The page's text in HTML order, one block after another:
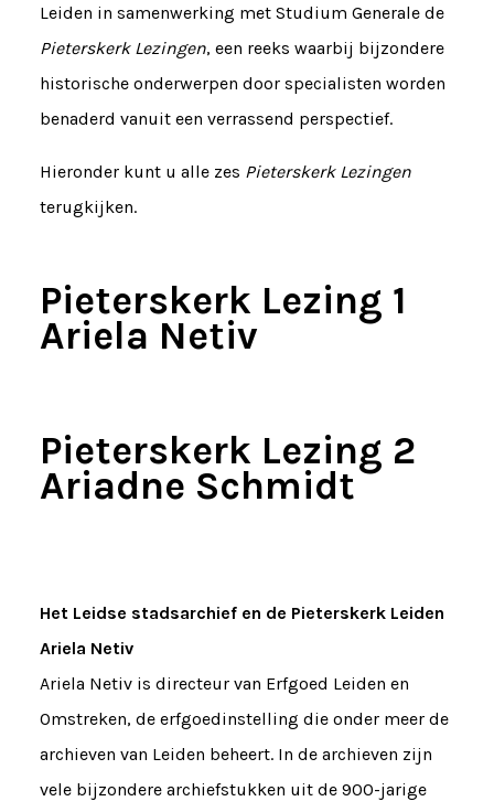
Leiden in samenwerking met Studium Generale de
Pieterskerk Lezingen, een reeks waarbij bijzondere
historische onderwerpen door specialisten worden
benaderd vanuit een verrassend perspectief.
Hieronder kunt u alle zes Pieterskerk Lezingen
terugkijken.
Pieterskerk Lezing 1
Ariela Netiv
Pieterskerk Lezing 2
Ariadne Schmidt
Het Leidse stadsarchief en de Pieterskerk Leiden
Ariela Netiv
Ariela Netiv is directeur van Erfgoed Leiden en
Omstreken, de erfgoedinstelling die onder meer de
archieven van Leiden beheert. In de archieven zijn
vele bijzondere archiefstukken uit de 900-jarige